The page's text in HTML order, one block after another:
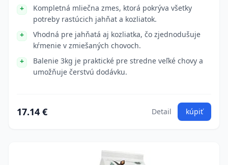
Kompletná mliečna zmes, ktorá pokrýva všetky
potreby rastúcich jahňat a kozliatok.
Vhodná pre jahňatá aj kozliatka, čo zjednodušuje
kŕmenie v zmiešaných chovoch.
Balenie 3kg je praktické pre stredne veľké chovy a
umožňuje čerstvú dodávku.
17.14 € Detail kúpiť